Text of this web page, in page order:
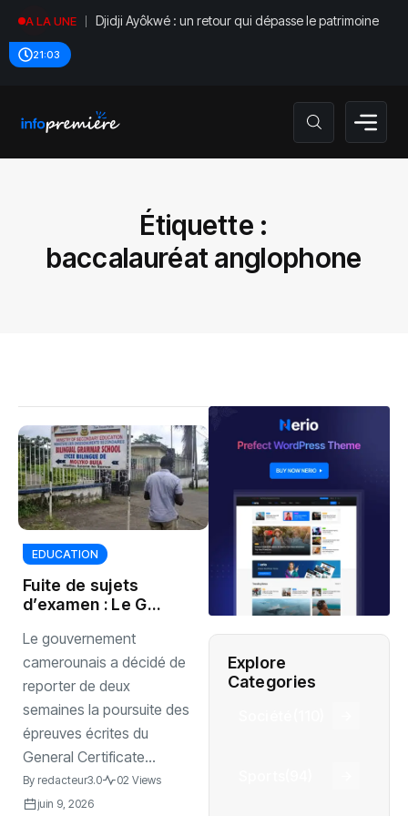
A LA UNE Djidji Ayôkwé : un retour qui dépasse le patrimoine
21:03
Étiquette :
baccalauréat anglophone
EDUCATION
Fuite de sujets
d’examen : Le GCE
Cameroun
Le gouvernement
camerounais a décidé de
reporter de deux
semaines la poursuite des
épreuves écrites du
General Certificate...
By redacteur3.0
02 Views
juin 9, 2026
Explore
Categories